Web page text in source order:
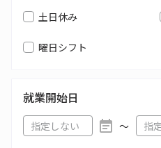
土日休み
曜日シフト
就業開始日
〜